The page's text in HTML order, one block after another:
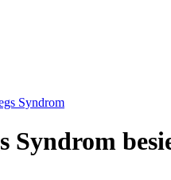
Syndrom
Syndrom